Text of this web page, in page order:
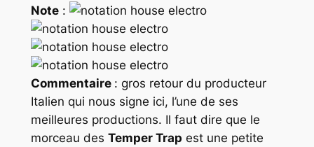
Note:
Commentaire : gros retour du producteur
Italien qui nous signe ici, l’une de ses
meilleures productions. Il faut dire que le
morceau des Temper Trap est une petite